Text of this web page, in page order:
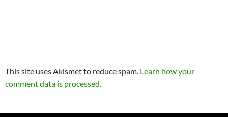
This site uses Akismet to reduce spam. Learn how your
comment data is processed.